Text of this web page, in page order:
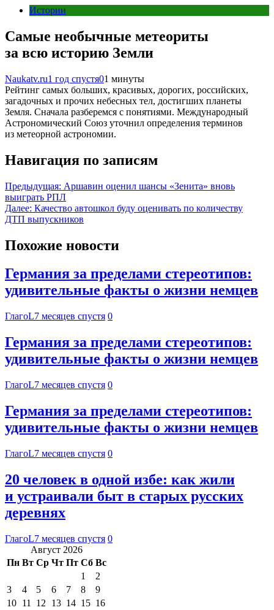
Истории
Самые необычные метеориты
за всю историю Земли
Naukatv.ru1 год спустя01 минуты
Рейтинг самых больших, красивых, дорогих, российских,
загадочных и прочих небесных тел, достигших планеты
Земля. Сначала разберемся с понятиями. Международный
Астрономический Союз уточнил определения терминов
из метеорной астрономии.
Навигация по записям
Предыдущая: Аршавин оценил шансы «Зенита» вновь
выиграть РПЛ
Далее: Качество автошкол буду оценивать по количеству
ДТП выпускников
Похожие новости
Германия за пределами стереотипов:
удивительные факты о жизни немцев
ГлагоL7 месяцев спустя 0
Германия за пределами стереотипов:
удивительные факты о жизни немцев
ГлагоL7 месяцев спустя 0
Германия за пределами стереотипов:
удивительные факты о жизни немцев
ГлагоL7 месяцев спустя 0
20 человек в одной избе: как жили
и устраивали быт в старых русских
деревнях
ГлагоL7 месяцев спустя 0
Август 2026
Пн Вт Ср Чт Пт Сб Вс
1
2
3
4 5 6 7 8
9
10 11 12 13 14 15 16